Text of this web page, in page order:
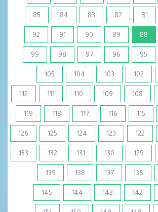
81
82
83
84
85
88
(current)
89
90
91
92
95
96
97
98
99
102
103
104
105
108
109
110
111
112
115
116
117
118
119
122
123
124
125
126
129
130
131
132
133
136
137
138
139
142
143
144
145